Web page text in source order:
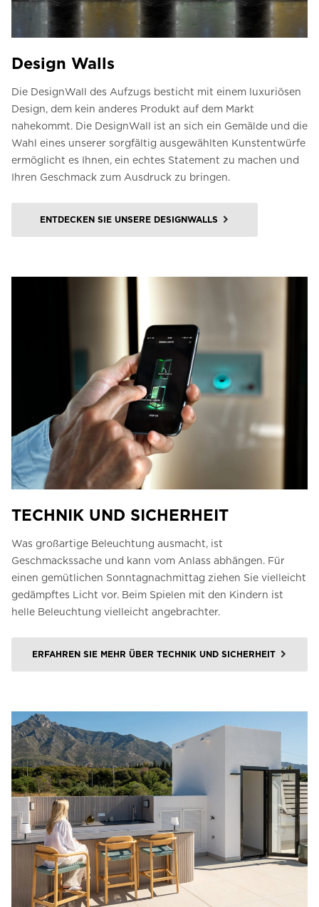
Design Walls
Die DesignWall des Aufzugs besticht mit einem luxuriösen
Design, dem kein anderes Produkt auf dem Markt
nahekommt. Die DesignWall ist an sich ein Gemälde und die
Wahl eines unserer sorgfältig ausgewählten Kunstentwürfe
ermöglicht es Ihnen, ein echtes Statement zu machen und
Ihren Geschmack zum Ausdruck zu bringen.
ENTDECKEN SIE UNSERE DESIGNWALLS
TECHNIK UND SICHERHEIT
Was großartige Beleuchtung ausmacht, ist
Geschmackssache und kann vom Anlass abhängen. Für
einen gemütlichen Sonntagnachmittag ziehen Sie vielleicht
gedämpftes Licht vor. Beim Spielen mit den Kindern ist
helle Beleuchtung vielleicht angebrachter.
ERFAHREN SIE MEHR ÜBER TECHNIK UND SICHERHEIT